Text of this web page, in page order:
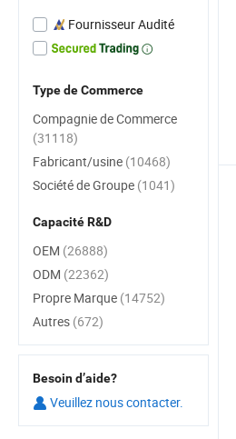
Fournisseur Audité
Type de Commerce
Compagnie de Commerce
(31118)
Fabricant/usine (10468)
Société de Groupe (1041)
Capacité R&D
OEM (26888)
ODM (22362)
Propre Marque (14752)
Autres (672)
Besoin d’aide?
Veuillez nous contacter.